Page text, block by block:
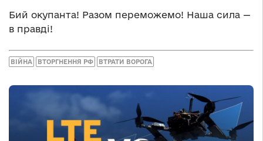
Бий окупанта! Разом переможемо! Наша сила —
в правді!
ВІЙНА ВТОРГНЕННЯ РФ ВТРАТИ ВОРОГА